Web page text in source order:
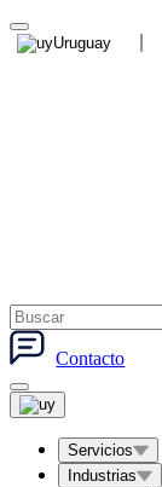
Uruguay
Contacto
Servicios
Industrias